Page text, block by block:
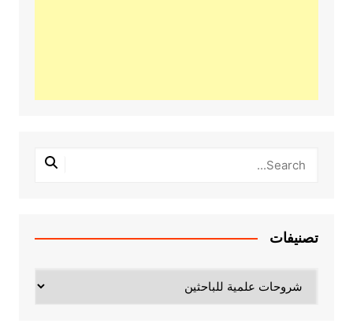
تصنيفات